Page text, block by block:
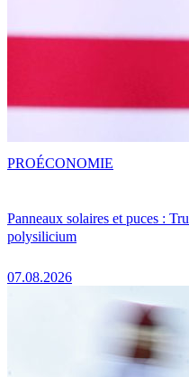
Panneaux solaires et puces :
polysilicium
07.08.2026
PROÉCONOMIE